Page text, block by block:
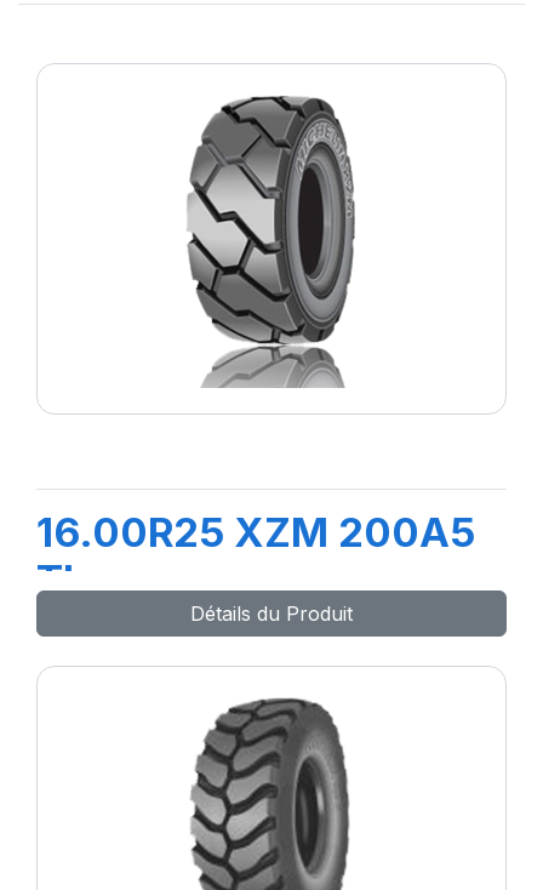
16.00R25 XZM 200A5
TL
Détails du Produit